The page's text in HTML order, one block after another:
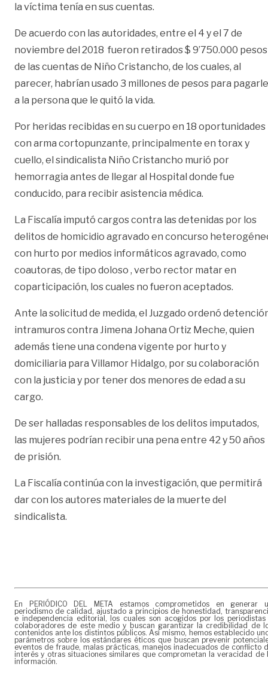
la víctima tenía en sus cuentas.
De acuerdo con las autoridades, entre el 4 y el 7 de
noviembre del 2018 fueron retirados $ 9’750.000 pesos
de las cuentas de Niño Cristancho, de los cuales, al
parecer, habrían usado 3 millones de pesos para pagarle
a la persona que le quitó la vida.
Por heridas recibidas en su cuerpo en 18 oportunidades
con arma cortopunzante, principalmente en torax y
cuello, el sindicalista Niño Cristancho murió por
hemorragia antes de llegar al Hospital donde fue
conducido, para recibir asistencia médica.
La Fiscalía imputó cargos contra las detenidas por los
delitos de homicidio agravado en concurso
con hurto por medios informáticos agravado, como
coautoras, de tipo doloso , verbo rector matar en
coparticipación, los cuales no fueron aceptados.
Ante la solicitud de medida, el Juzgado ordenó
intramuros contra Jimena Johana Ortiz Meche, quien
además tiene una condena vigente por hurto y
domiciliaria para Villamor Hidalgo, por su colaboración
con la justicia y por tener dos menores de edad a su
cargo.
De ser halladas responsables de los delitos imputados,
las mujeres podrían recibir una pena entre 42 y 50 años
de prisión.
La Fiscalía continúa con la investigación, que permitirá
dar con los autores materiales de la muerte del
sindicalista.
En PERIÓDICO DEL META estamos comprometidos en generar
periodismo de calidad, ajustado a principios de honestidad,
e independencia editorial, los cuales son acogidos por los periodistas
colaboradores de este medio y buscan garantizar la credibilidad de
contenidos ante los distintos públicos. Así mismo, hemos establecido
parámetros sobre los estándares éticos que buscan prevenir
eventos de fraude, malas prácticas, manejos inadecuados de conflicto
interés y otras situaciones similares que comprometan la veracidad de
información.